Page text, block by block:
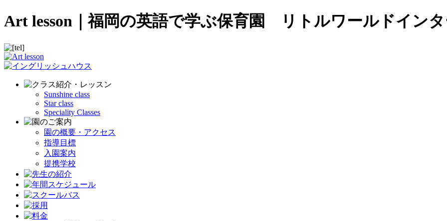
Art lesson｜福岡の英語で学ぶ保育園 リトルワールドイン
Sunshine class
Star class
Speciality Classes
園の概要・アクセス
指導目標
入園案内
提携学校